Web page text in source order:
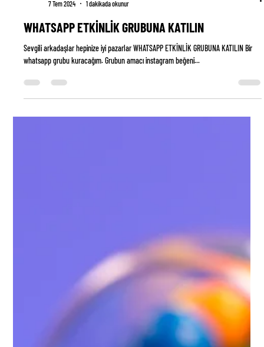
Ebru Piroglu Durgut
7 Tem 2024
1 dakikada okunur
WHATSAPP ETKİNLİK GRUBUNA KATILIN
whatsapp grubu kuracağım. Grubun amacı instagram beğeni...